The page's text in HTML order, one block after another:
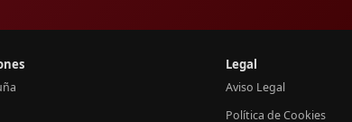
Legal
Aviso Legal
Política de Cookies